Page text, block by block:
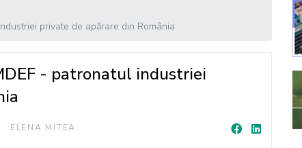
private de apărare din România
- patronatul industriei
ELENA MITEA